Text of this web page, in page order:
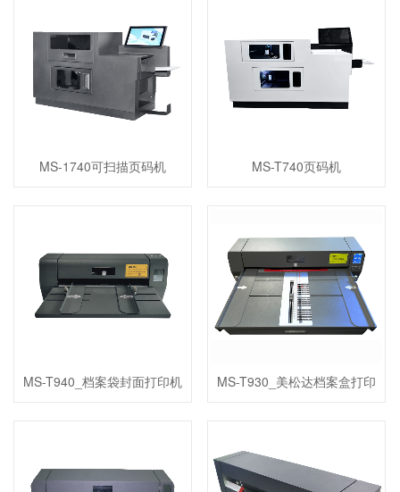
MS-1740可扫描页码机 MS-T740页码机
MS-T940_档案袋封面打印机
MS-T930_美松达档案盒打印